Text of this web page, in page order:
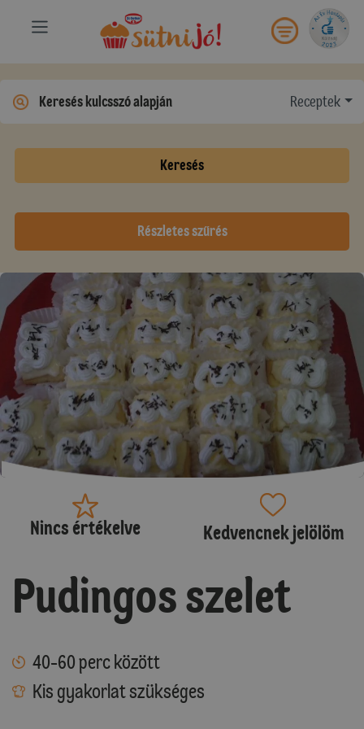
Receptek
Keresés
Részletes szűrés
Nincs értékelve Kedvencnek jelölöm
Pudingos szelet
40-60 perc között
Kis gyakorlat szükséges